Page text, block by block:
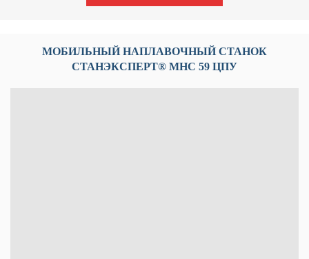
МОБИЛЬНЫЙ НАПЛАВОЧНЫЙ СТАНОК
СТАНЭКСПЕРТ® МНС 59 ЦПУ